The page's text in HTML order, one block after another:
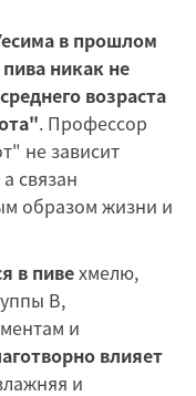
в прошлом
никак не
возраста
. Профессор
не зависит
связан
образом жизни и
в пивехмелю,
В,
и
влияет
и